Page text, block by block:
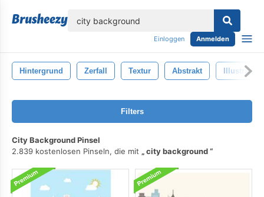
Einloggen Anmelden
Hintergrund Zerfall Textur Abstrakt Illustration
Filters
City Background Pinsel
2.839 kostenlosen Pinseln, die mit
city background